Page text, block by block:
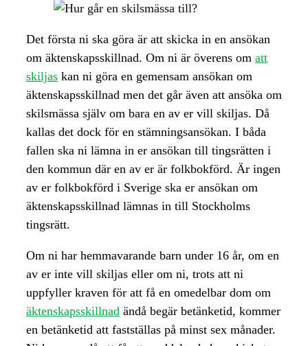
Det första ni ska göra är att skicka in en ansökan
om äktenskapsskillnad. Om ni är överens om att
skiljas kan ni göra en gemensam ansökan om
äktenskapsskillnad men det går även att ansöka om
skilsmässa själv om bara en av er vill skiljas. Då
kallas det dock för en stämningsansökan. I båda
fallen ska ni lämna in er ansökan till tingsrätten i
den kommun där en av er är folkbokförd. Är ingen
av er folkbokförd i Sverige ska er ansökan om
äktenskapsskillnad lämnas in till Stockholms
tingsrätt.
Om ni har hemmavarande barn under 16 år, om en
av er inte vill skiljas eller om ni, trots att ni
uppfyller kraven för att få en omedelbar dom om
äktenskapsskillnad ändå begär betänketid, kommer
en betänketid att fastställas på minst sex månader.